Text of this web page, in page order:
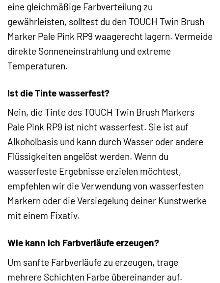
eine gleichmäßige Farbverteilung zu
gewährleisten, solltest du den TOUCH Twin Brush
Marker Pale Pink RP9 waagerecht lagern. Vermeide
direkte Sonneneinstrahlung und extreme
Temperaturen.
Ist die Tinte wasserfest?
Nein, die Tinte des TOUCH Twin Brush Markers
Pale Pink RP9 ist nicht wasserfest. Sie ist auf
Alkoholbasis und kann durch Wasser oder andere
Flüssigkeiten angelöst werden. Wenn du
wasserfeste Ergebnisse erzielen möchtest,
empfehlen wir die Verwendung von wasserfesten
Markern oder die Versiegelung deiner Kunstwerke
mit einem Fixativ.
Wie kann ich Farbverläufe erzeugen?
Um sanfte Farbverläufe zu erzeugen, trage
mehrere Schichten Farbe übereinander auf.